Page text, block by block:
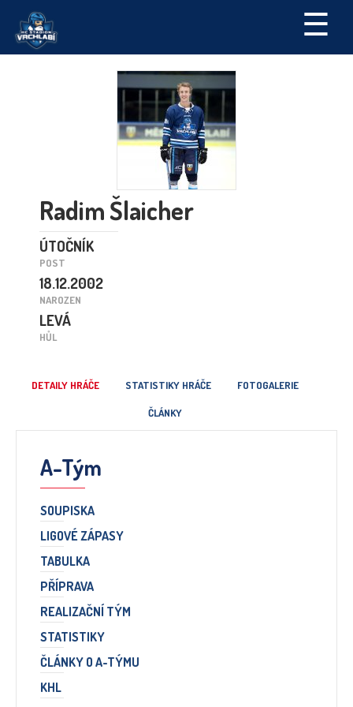
☰
Radim Šlaicher
ÚTOČNÍK
POST
18.12.2002
NAROZEN
LEVÁ
HŮL
DETAILY HRÁČE STATISTIKY HRÁČE FOTOGALERIE
ČLÁNKY
A-Tým
SOUPISKA
LIGOVÉ ZÁPASY
TABULKA
PŘÍPRAVA
REALIZAČNÍ TÝM
STATISTIKY
ČLÁNKY O A-TÝMU
KHL